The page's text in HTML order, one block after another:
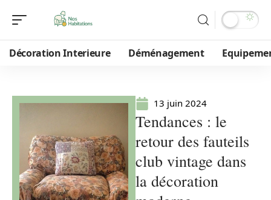
Décoration Interieure Déménagement
13 juin 2024
Tendances : le
retour des fauteils
club vintage dans
la décoration